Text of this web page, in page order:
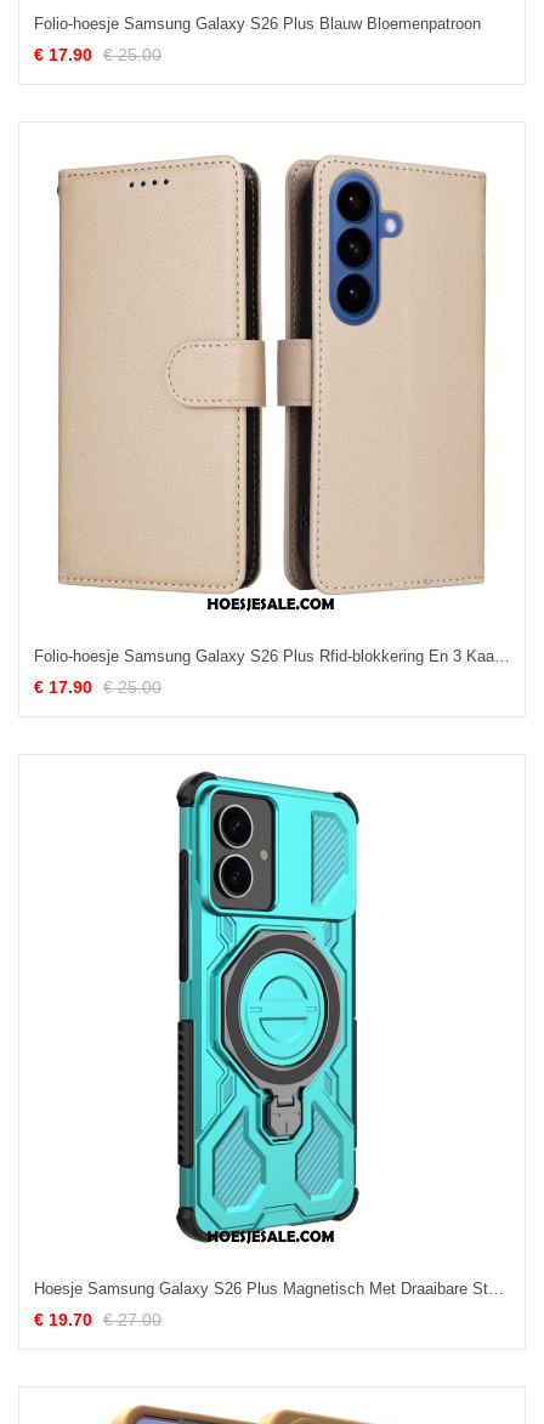
Folio-hoesje Samsung Galaxy S26 Plus Blauw Bloemenpatroon
€ 17.90 € 25.00
Folio-hoesje Samsung Galaxy S26 Plus Rfid-blokkering En 3 Kaarten Slots
€ 17.90 € 25.00
Hoesje Samsung Galaxy S26 Plus Magnetisch Met Draaibare Standaard
€ 19.70 € 27.00